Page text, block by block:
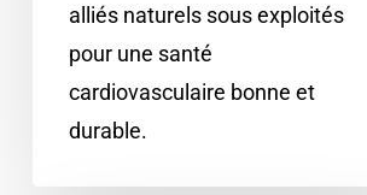
alliés naturels sous exploités
pour une santé
cardiovasculaire bonne et
durable.